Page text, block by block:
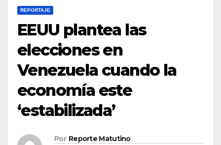
REPORTAJE
EEUU plantea las
elecciones en
Venezuela cuando la
economía este
‘estabilizada’
Por Reporte Matutino